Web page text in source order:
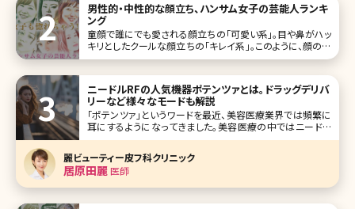
男性的・中性的な顔立ち、ハンサム女子の芸能人ランキ
ング
童顔で誰にでも愛される顔立ちの「可愛い系」。目や鼻がハッ
キリとしたクールな顔立ちの「キレイ系」。このように、顔の作
りはさまざまな系統に分かれます。女性なら「可愛い系」の顔
顔立ちの「男前・ハンサム女子」に人気が集まっています。 そ
こで、鼻筋
ニードルRFの人気機器ポテンツァとは。ドラッグデリバ
リーなど様々なモードも解説
「ポテンツァ」というワードを最近、美容医療業界では頻繁に
耳にするようになってきました。美容医療の中ではニードル
RFといえばポテンツァというくらい有名になった機械ですが、
まだまだ新しい機械ですので、初めて耳にする方も少なくは
ないでしょう。 ニードルRFにもシルファームやモフィウスとい
った機械があ
麗ビューティー皮フ科クリニック
居原田麗医師